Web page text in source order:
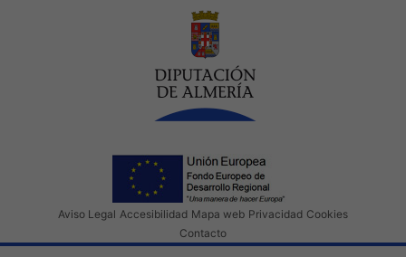
Aviso Legal Accesibilidad Mapa web Privacidad Cookies
Contacto